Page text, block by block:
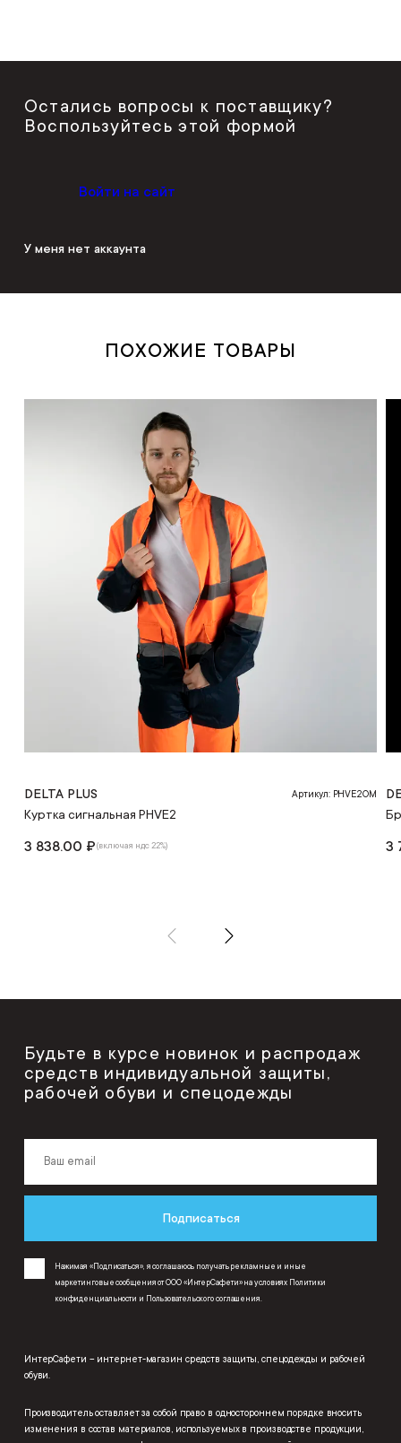
Остались вопросы к поставщику?
Воспользуйтесь этой формой
Войти на сайт
У меня нет аккаунта
ПОХОЖИЕ ТОВАРЫ
DELTA PLUS Артикул: PHVE2OM
Куртка сигнальная PHVE2
3 838.00 ₽(включая ндс 22%) 3
Будьте в курсе новинок и распродаж
средств индивидуальной защиты,
рабочей обуви и спецодежды
Подписаться
Нажимая «Подписаться», я соглашаюсь получать рекламные и иные
маркетинговые сообщения от ООО «ИнтерСафети» на условиях Политики
конфиденциальности и Пользовательского соглашения.
ИнтерСафети – интернет-магазин средств защиты, спецодежды и рабочей
обуви.
Производитель оставляет за собой право в одностороннем порядке вносить
изменения в состав материалов, используемых в производстве продукции,